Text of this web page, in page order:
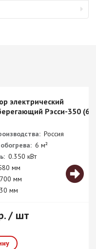
электрический
Рэсси-350 (6
Россия
6 м²
0.350 кВт
мм
700 мм
30 мм
/ шт